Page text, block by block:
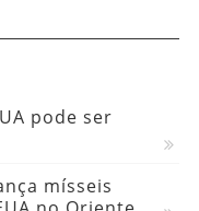
pode ser
mísseis